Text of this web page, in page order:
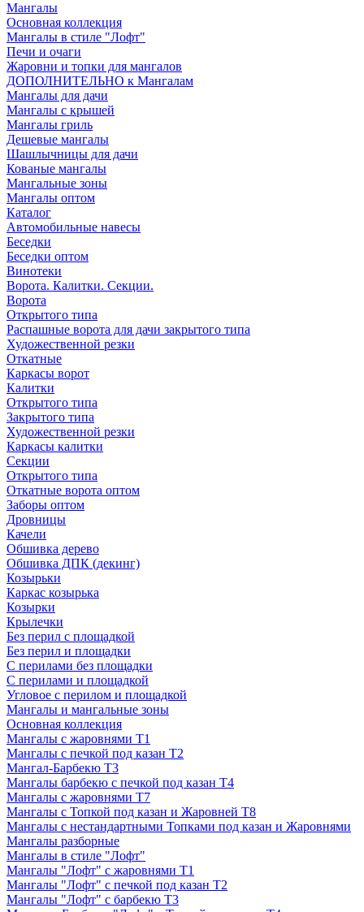
Мангалы
Основная коллекция
Мангалы в стиле "Лофт"
Печи и очаги
Жаровни и топки для мангалов
ДОПОЛНИТЕЛЬНО к Мангалам
Мангалы для дачи
Мангалы с крышей
Мангалы гриль
Дешевые мангалы
Шашлычницы для дачи
Кованые мангалы
Мангальные зоны
Мангалы оптом
Каталог
Автомобильные навесы
Беседки
Беседки оптом
Винотеки
Ворота. Калитки. Секции.
Ворота
Открытого типа
Распашные ворота для дачи закрытого типа
Художественной резки
Откатные
Каркасы ворот
Калитки
Открытого типа
Закрытого типа
Художественной резки
Каркасы калитки
Секции
Открытого типа
Откатные ворота оптом
Заборы оптом
Дровницы
Качели
Обшивка дерево
Обшивка ДПК (декинг)
Козырьки
Каркас козырька
Козырки
Крылечки
Без перил с площадкой
Без перил и площадки
С перилами без площадки
С перилами и площадкой
Угловое с перилом и площадкой
Мангалы и мангальные зоны
Основная коллекция
Мангалы с жаровнями Т1
Мангалы с печкой под казан Т2
Мангал-Барбекю Т3
Мангалы барбекю с печкой под казан Т4
Мангалы с жаровнями Т7
Мангалы с Топкой под казан и Жаровней Т8
Мангалы с нестандартными Топками под казан и Жаровнями
Мангалы разборные
Мангалы в стиле "Лофт"
Мангалы "Лофт" с жаровнями Т1
Мангалы "Лофт" с печкой под казан Т2
Мангалы "Лофт" с барбекю Т3